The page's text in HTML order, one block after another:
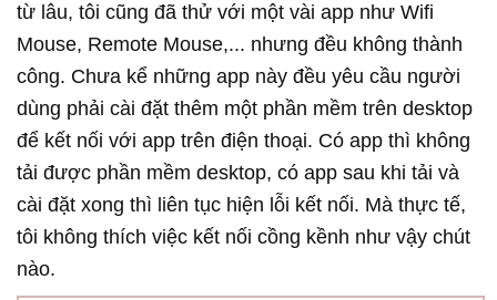
từ lâu, tôi cũng đã thử với một vài app như Wifi
Mouse, Remote Mouse,... nhưng đều không thành
công. Chưa kể những app này đều yêu cầu người
dùng phải cài đặt thêm một phần mềm trên desktop
để kết nối với app trên điện thoại. Có app thì không
tải được phần mềm desktop, có app sau khi tải và
cài đặt xong thì liên tục hiện lỗi kết nối. Mà thực tế,
tôi không thích việc kết nối cồng kềnh như vậy chút
nào.